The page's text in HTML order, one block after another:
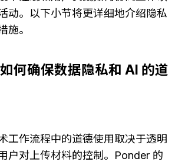
动。以下小节将更详细地介绍隐私
施。
何确保数据隐私和 AI 的道
工作流程中的道德使用取决于透明
户对上传材料的控制。Ponder 的